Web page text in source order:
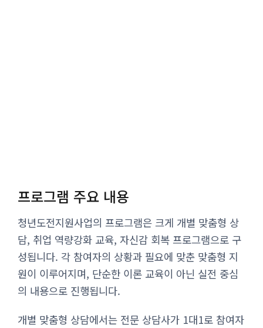
프로그램 주요 내용
청년도전지원사업의 프로그램은 크게 개별 맞춤형 상
담, 취업 역량강화 교육, 자신감 회복 프로그램으로 구
성됩니다. 각 참여자의 상황과 필요에 맞춘 맞춤형 지
원이 이루어지며, 단순한 이론 교육이 아닌 실전 중심
의 내용으로 진행됩니다.
개별 맞춤형 상담에서는 전문 상담사가 1대1로 참여자